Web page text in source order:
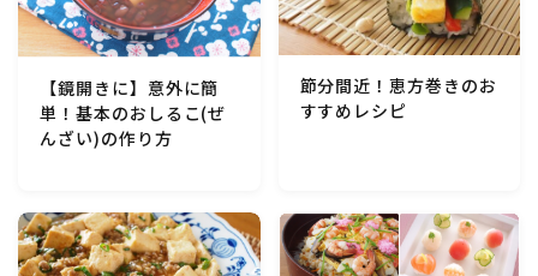
洋菓子 (冷菓)
洋菓子 (その他)
マクロビスイーツ・自然派おやつ
【鏡開きに】意外に簡
単！基本のおしるこ(ぜ
んざい)の作り方
節分間近！恵方巻きのお
すすめレシピ